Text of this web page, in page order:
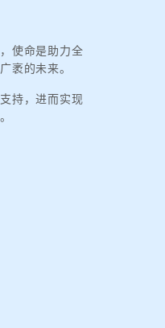
使命是助力全
袤的未来。
持，进而实现